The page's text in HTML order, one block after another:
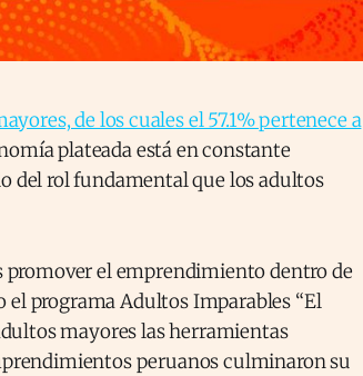
de los cuales el 57.1% pertenece a
plateada está en constante
del rol fundamental que los adultos
promover el emprendimiento dentro de
el programa Adultos Imparables “El
mayores las herramientas
peruanos culminaron su